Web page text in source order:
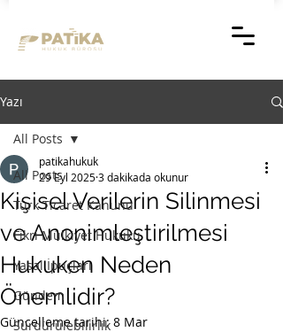
Yazı
All Posts
Türk Ticaret Kanunu
Fikri Mülkiyet Hukuku
Yasal İpuçları
Gündem
Sürdürülebilirlik
All Posts
Kişisel Verilerin Silinmesi
ve Anonimleştirilmesi
Hukuken Neden
Önemlidir?
patikahukuk
29 Eyl 20253 dakikada okunur
Güncelleme tarihi:8 Mar